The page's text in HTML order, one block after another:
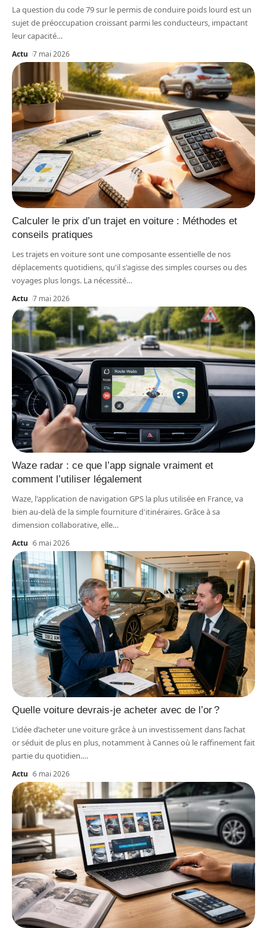
La question du code 79 sur le permis de conduire poids lourd est un
sujet de préoccupation croissant parmi les conducteurs, impactant
leur capacité…
Actu 7 mai 2026
Calculer le prix d’un trajet en voiture : Méthodes et
conseils pratiques
Les trajets en voiture sont une composante essentielle de nos
déplacements quotidiens, qu'il s'agisse des simples courses ou des
voyages plus longs. La nécessité…
Actu 7 mai 2026
Waze radar : ce que l’app signale vraiment et
comment l’utiliser légalement
Waze, l'application de navigation GPS la plus utilisée en France, va
bien au-delà de la simple fourniture d'itinéraires. Grâce à sa
dimension collaborative, elle…
Actu 6 mai 2026
Quelle voiture devrais-je acheter avec de l’or ?
L’idée d’acheter une voiture grâce à un investissement dans l’achat
or séduit de plus en plus, notamment à Cannes où le raffinement fait
partie du quotidien.…
Actu 6 mai 2026